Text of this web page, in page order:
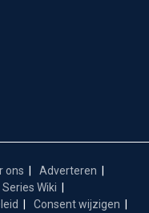
ons
Adverteren
Series Wiki
Consent wijzigen